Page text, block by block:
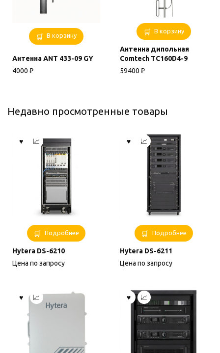
В корзину
Антенна ANT 433-09 GY
4000 ₽
В корзину
Антенна дипольная
Comtech TC160D4-9
59400 ₽
Недавно просмотренные товары
Подробнее
Hytera DS-6210
Цена по запросу
Подробнее
Hytera DS-6211
Цена по запросу